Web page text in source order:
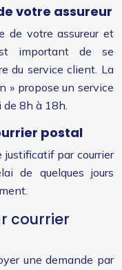
votre assureur
de votre assureur et
important de se
du service client. La
» propose un service
de 8h à 18h.
postal
justificatif par courrier
de quelques jours
courrier
une demande par